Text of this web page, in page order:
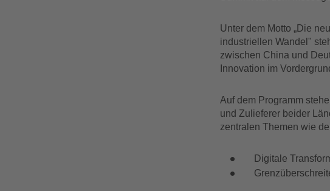
Unter dem Motto „Die
industriellen Wandel"
zwischen China und
Innovation im
Auf dem Programm
und Zulieferer beider
zentralen Themen wie
Digitale